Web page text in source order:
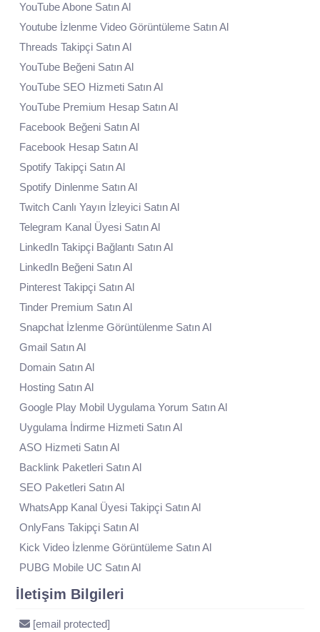
YouTube Abone Satın Al
Youtube İzlenme Video Görüntüleme Satın Al
Threads Takipçi Satın Al
YouTube Beğeni Satın Al
YouTube SEO Hizmeti Satın Al
YouTube Premium Hesap Satın Al
Facebook Beğeni Satın Al
Facebook Hesap Satın Al
Spotify Takipçi Satın Al
Spotify Dinlenme Satın Al
Twitch Canlı Yayın İzleyici Satın Al
Telegram Kanal Üyesi Satın Al
LinkedIn Takipçi Bağlantı Satın Al
LinkedIn Beğeni Satın Al
Pinterest Takipçi Satın Al
Tinder Premium Satın Al
Snapchat İzlenme Görüntülenme Satın Al
Gmail Satın Al
Domain Satın Al
Hosting Satın Al
Google Play Mobil Uygulama Yorum Satın Al
Uygulama İndirme Hizmeti Satın Al
ASO Hizmeti Satın Al
Backlink Paketleri Satın Al
SEO Paketleri Satın Al
WhatsApp Kanal Üyesi Takipçi Satın Al
OnlyFans Takipçi Satın Al
Kick Video İzlenme Görüntüleme Satın Al
PUBG Mobile UC Satın Al
İletişim Bilgileri
[email protected]